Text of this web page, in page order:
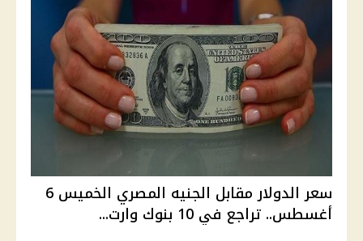
سعر الدولار مقابل الجنيه المصري الخميس 6
أغسطس.. تراجع في 10 بنوك وارت...